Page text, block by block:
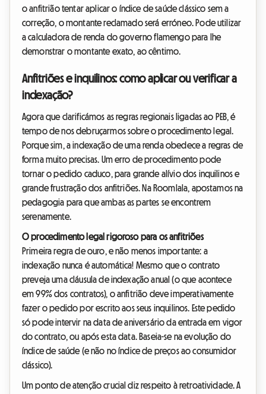
o anfitrião tentar aplicar o índice de saúde clássico sem a
correção, o montante reclamado será erróneo. Pode utilizar
a calculadora de renda do governo flamengo para lhe
demonstrar o montante exato, ao cêntimo.
Anfitriões e inquilinos: como aplicar ou verificar a
indexação?
Agora que clarificámos as regras regionais ligadas ao PEB, é
tempo de nos debruçarmos sobre o procedimento legal.
Porque sim, a indexação de uma renda obedece a regras de
forma muito precisas. Um erro de procedimento pode
tornar o pedido caduco, para grande alívio dos inquilinos e
grande frustração dos anfitriões. Na Roomlala, apostamos na
pedagogia para que ambas as partes se encontrem
serenamente.
O procedimento legal rigoroso para os anfitriões
Primeira regra de ouro, e não menos importante: a
indexação nunca é automática! Mesmo que o contrato
preveja uma cláusula de indexação anual (o que acontece
em 99% dos contratos), o anfitrião deve imperativamente
fazer o pedido por escrito aos seus inquilinos. Este pedido
só pode intervir na data de aniversário da entrada em vigor
do contrato, ou após esta data. Baseia-se na evolução do
índice de saúde (e não no índice de preços ao consumidor
clássico).
Um ponto de atenção crucial diz respeito à retroatividade. A